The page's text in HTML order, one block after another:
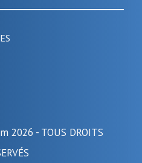
2026 - TOUS DROITS